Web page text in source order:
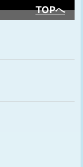
TOPへ